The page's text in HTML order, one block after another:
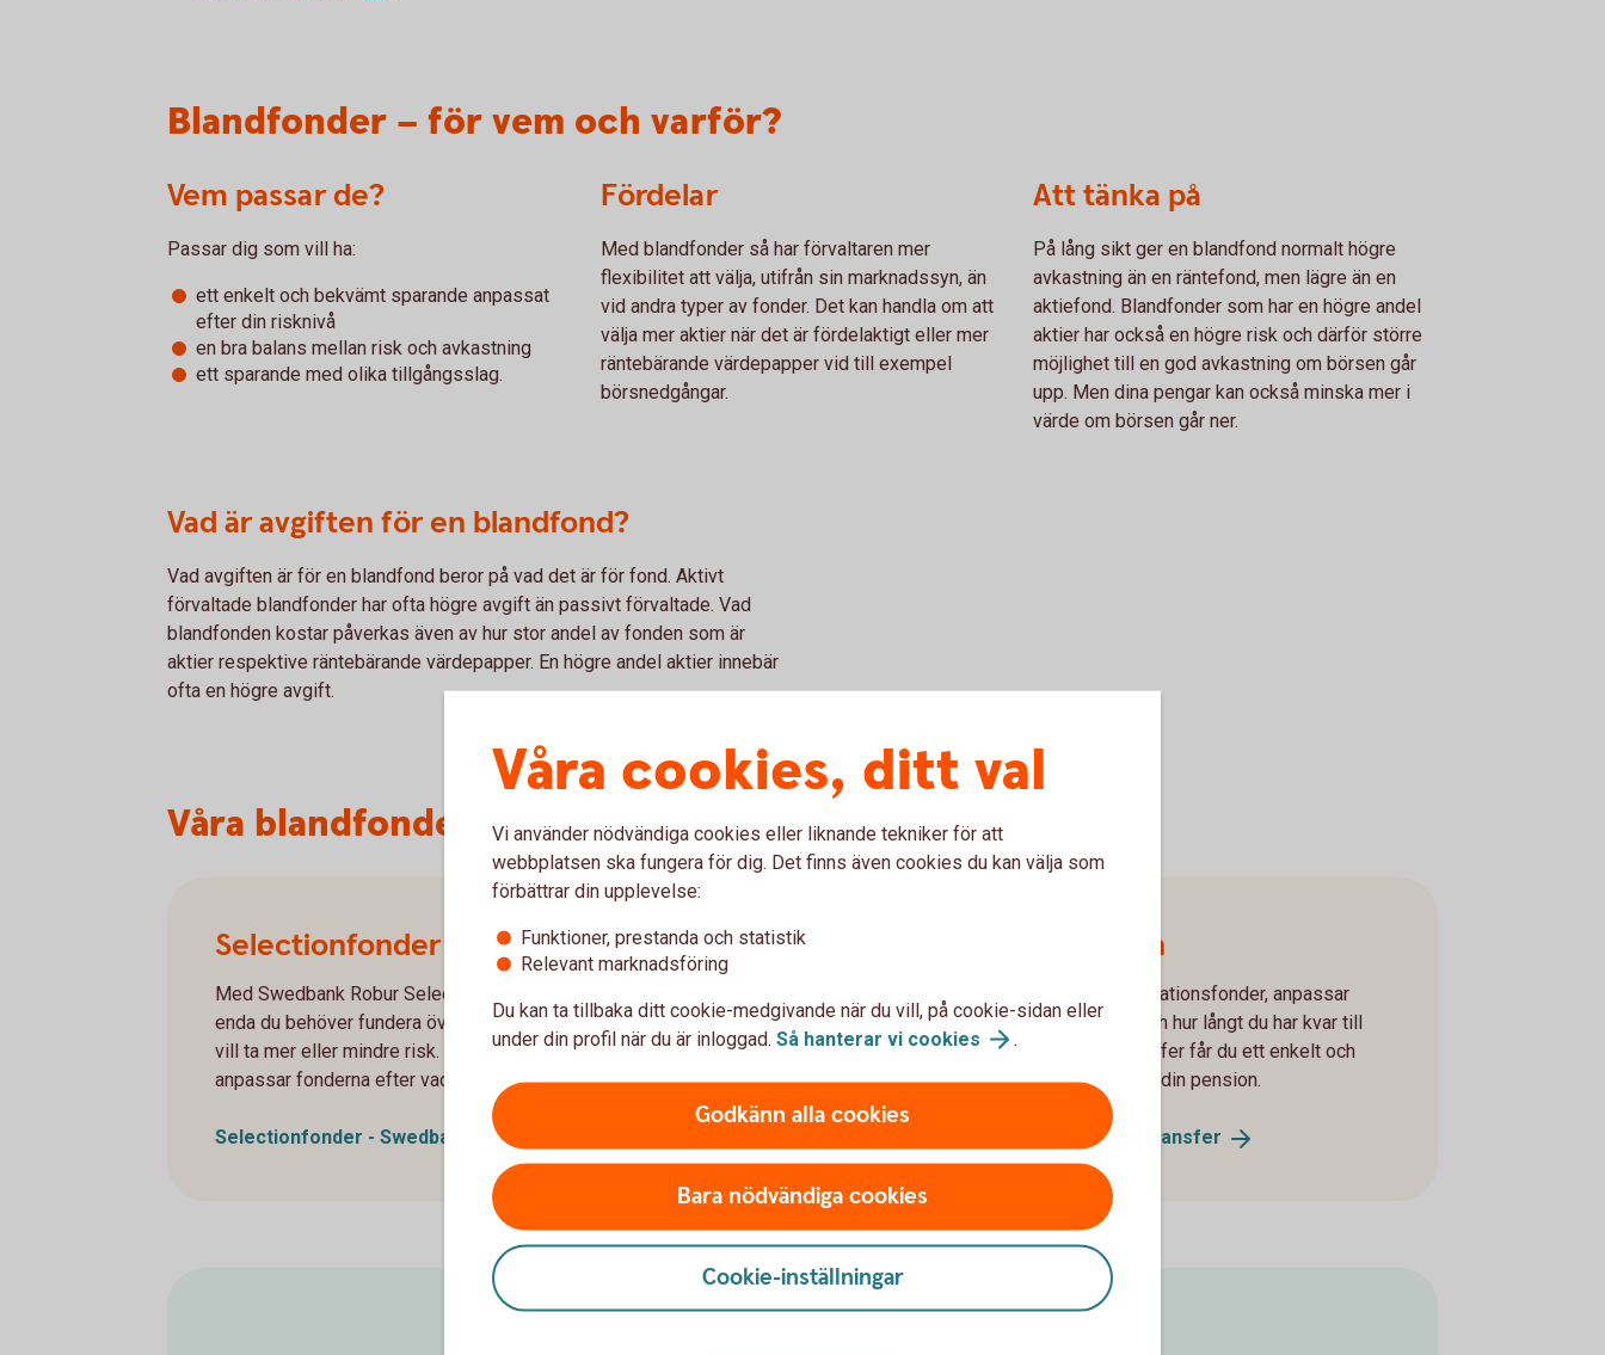
Blandfonder – för vem och varför?
Vem passar de?
Passar dig som vill ha:
ett enkelt och bekvämt sparande anpassat
efter din risknivå
en bra balans mellan risk och avkastning
ett sparande med olika tillgångsslag.
Fördelar
Med blandfonder så har förvaltaren mer
flexibilitet att välja, utifrån sin marknadssyn, än
vid andra typer av fonder. Det kan handla om att
välja mer aktier när det är fördelaktigt eller mer
räntebärande värdepapper vid till exempel
börsnedgångar.
Att tänka på
På lång sikt ger en blandfond normalt högre
avkastning än en räntefond, men lägre än en
aktiefond. Blandfonder som har en högre andel
aktier har också en högre risk och därför större
möjlighet till en god avkastning om börsen går
upp. Men dina pengar kan också minska mer i
värde om börsen går ner.
Vad är avgiften för en blandfond?
Vad avgiften är för en blandfond beror på vad det är för fond. Aktivt
förvaltade blandfonder har ofta högre avgift än passivt förvaltade. Vad
blandfonden kostar påverkas även av hur stor andel av fonden som är
aktier respektive räntebärande värdepapper. En högre andel aktier innebär
ofta en högre avgift.
Våra blandfonder Selection och Transfer
Selectionfonder – ett bekvämt fondval
Med Swedbank Robur Selection blir det lättare att välja fond- Det
enda du behöver fundera över är hur länge du ska spara och om du
vill ta mer eller mindre risk. Sedan sköter vi förvaltningen åt dig och
anpassar fonderna efter vad som händer på marknaden.
Selectionfonder - Swedbank Robur
Transfer – för pensionen
Våra pensionsfonder, även kallade generationsfonder, anpassar
innehållet både utifrån marknadsläget och hur långt du har kvar till
din pension. Med Swedbank Robur Transfer får du ett enkelt och
bekvämt fondsparande för sparandet till din pension.
Pensionsfonder - Swedbank Robur Transfer
Våra cookies, ditt val
Vi använder nödvändiga cookies eller liknande tekniker för att
webbplatsen ska fungera för dig. Det finns även cookies du kan välja som
förbättrar din upplevelse:
Funktioner, prestanda och statistik
Relevant marknadsföring
Du kan ta tillbaka ditt cookie-medgivande när du vill, på cookie-sidan eller
under din profil när du är inloggad. Så hanterar vi cookies .
Godkänn alla cookies
Bara nödvändiga cookies
Cookie-inställningar